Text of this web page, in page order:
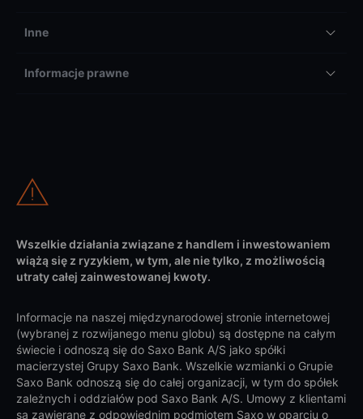
Inne
Informacje prawne
Wszelkie działania związane z handlem i inwestowaniem
wiążą się z ryzykiem, w tym, ale nie tylko, z możliwością
utraty całej zainwestowanej kwoty.
Informacje na naszej międzynarodowej stronie internetowej
(wybranej z rozwijanego menu globu) są dostępne na całym
świecie i odnoszą się do Saxo Bank A/S jako spółki
macierzystej Grupy Saxo Bank. Wszelkie wzmianki o Grupie
Saxo Bank odnoszą się do całej organizacji, w tym do spółek
zależnych i oddziałów pod Saxo Bank A/S. Umowy z klientami
są zawierane z odpowiednim podmiotem Saxo w oparciu o